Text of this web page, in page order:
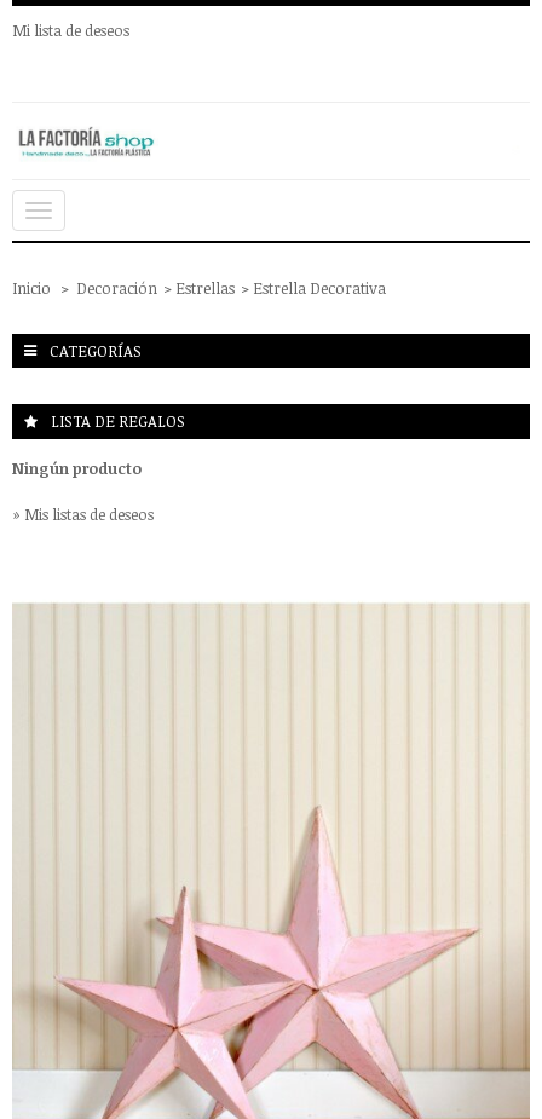
Mi lista de deseos
Navegación
Inicio > Decoración > Estrellas > Estrella Decorativa
CATEGORÍAS
LISTA DE REGALOS
Ningún producto
» Mis listas de deseos